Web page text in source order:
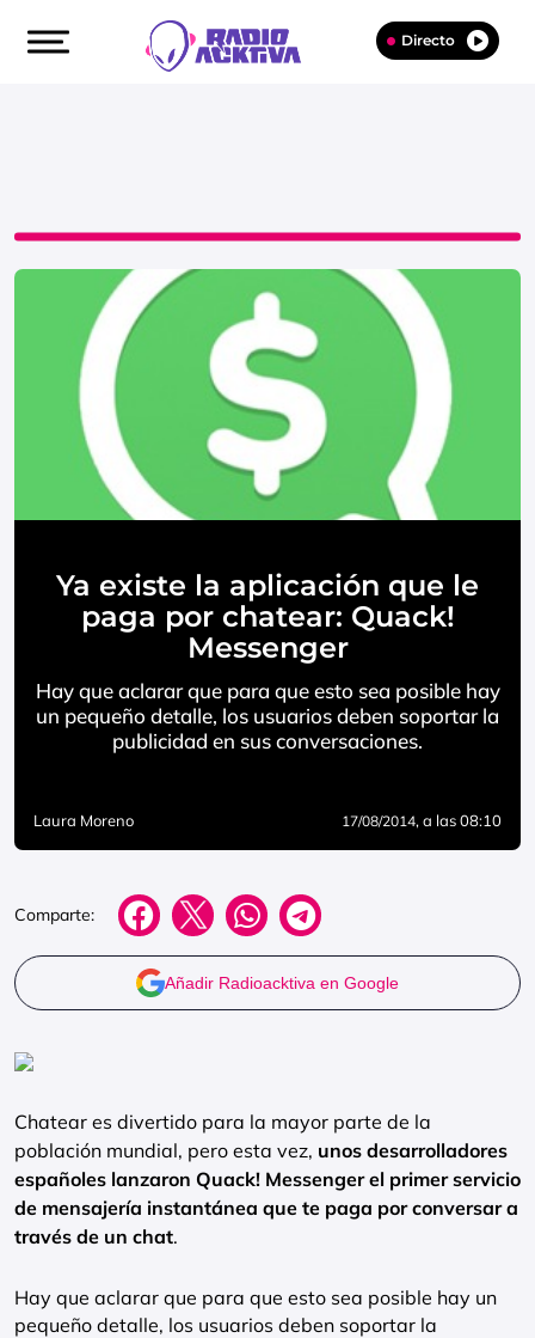
Directo
Ya existe la aplicación que le
paga por chatear: Quack!
Messenger
Hay que aclarar que para que esto sea posible hay
un pequeño detalle, los usuarios deben soportar la
publicidad en sus conversaciones.
Laura Moreno 17/08/2014, a las 08:10
Comparte:
Añadir Radioacktiva en Google
Chatear es divertido para la mayor parte de la
población mundial, pero esta vez, unos desarrolladores
españoles lanzaron Quack! Messenger el primer servicio
de mensajería instantánea que te paga por conversar a
través de un chat.
Hay que aclarar que para que esto sea posible hay un
pequeño detalle, los usuarios deben soportar la